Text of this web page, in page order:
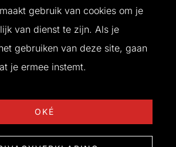
Gesloten
gebruik van cookies om je
van dienst te zijn. Als je
gebruiken van deze site, gaan
je ermee instemt.
OKÉ